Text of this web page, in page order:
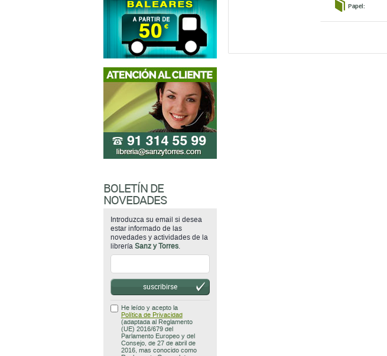
Papel:
BOLETÍN DE
NOVEDADES
Introduzca su email si desea
estar informado de las
novedades y actividades de la
librería Sanz y Torres.
suscribirse
He leído y acepto la
Política de Privacidad
(adaptada al Reglamento
(UE) 2016/679 del
Parlamento Europeo y del
Consejo, de 27 de abril de
2016, mas conocido como